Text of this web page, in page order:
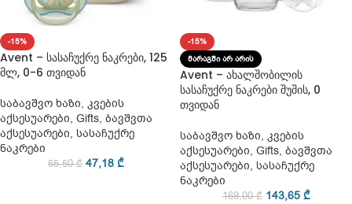
-15%
Avent – სასაჩუქრე ნაკრები, 125
მლ, 0-6 თვიდან
საბავშვო ხაზი, კვების
აქსესუარები, Gifts, ბავშვთა
აქსესუარები, სასაჩუქრე
ნაკრები
55,50₾ 47,18 ₾
-15%
ᲛᲐᲠᲐᲒᲨᲘ ᲐᲠ ᲐᲠᲘᲡ
Avent – ახალშობილის
სასაჩუქრე ნაკრები შუშის, 0
თვიდან
საბავშვო ხაზი, კვების
აქსესუარები, Gifts, ბავშვთა
აქსესუარები, სასაჩუქრე
ნაკრები
169,00₾ 143,65 ₾